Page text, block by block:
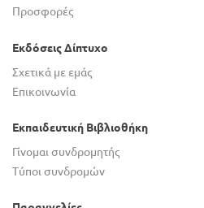
Προσφορές
Εκδόσεις Δίπτυχο
Σχετικά με εμάς
Επικοινωνία
Εκπαιδευτική Βιβλιοθήκη
Γίνομαι συνδρομητής
Τύποι συνδρομών